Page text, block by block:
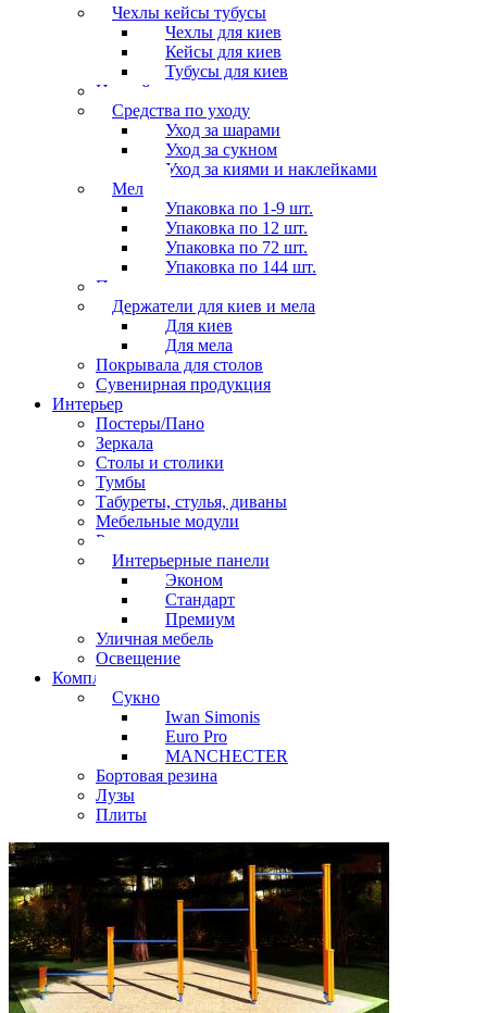
Чехлы кейсы тубусы
Чехлы для киев
Кейсы для киев
Тубусы для киев
Наклейки
Средства по уходу
Уход за шарами
Уход за сукном
Уход за киями и наклейками
Мел
Упаковка по 1-9 шт.
Упаковка по 12 шт.
Упаковка по 72 шт.
Упаковка по 144 шт.
Перчатки
Держатели для киев и мела
Для киев
Для мела
Покрывала для столов
Сувенирная продукция
Интерьер
Постеры/Пано
Зеркала
Столы и столики
Тумбы
Табуреты, стулья, диваны
Мебельные модули
Рамы под картины
Интерьерные панели
Эконом
Стандарт
Премиум
Уличная мебель
Освещение
Комплектующие
Сукно
Iwan Simonis
Euro Pro
MANCHECTER
Бортовая резина
Лузы
Плиты